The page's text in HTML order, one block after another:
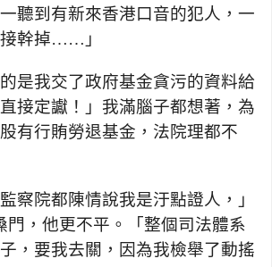
聽到有新來香港口音的犯人，一
幹掉……」
的是我交了政府基金貪污的資料給
接定讞！」我滿腦子都想著，為
有行賄勞退基金，法院理都不
察院都陳情說我是汙點證人，」
門，他更不平。「整個司法體系
，要我去關，因為我檢舉了動搖